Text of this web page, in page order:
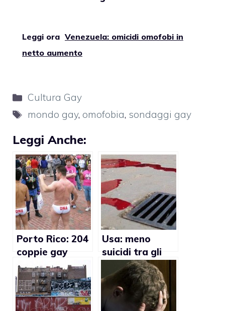
Leggi ora Venezuela: omicidi omofobi in
netto aumento
Categorie
Cultura Gay
Tag
mondo gay, omofobia, sondaggi gay
Leggi Anche:
Porto Rico: 204
coppie gay
lasciano l’isola
perchè non si
sentono sicure
Usa: meno
suicidi tra gli
adolescenti
omosex in aree
gay-friendly